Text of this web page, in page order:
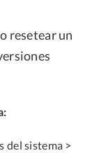
resetear un
del sistema >